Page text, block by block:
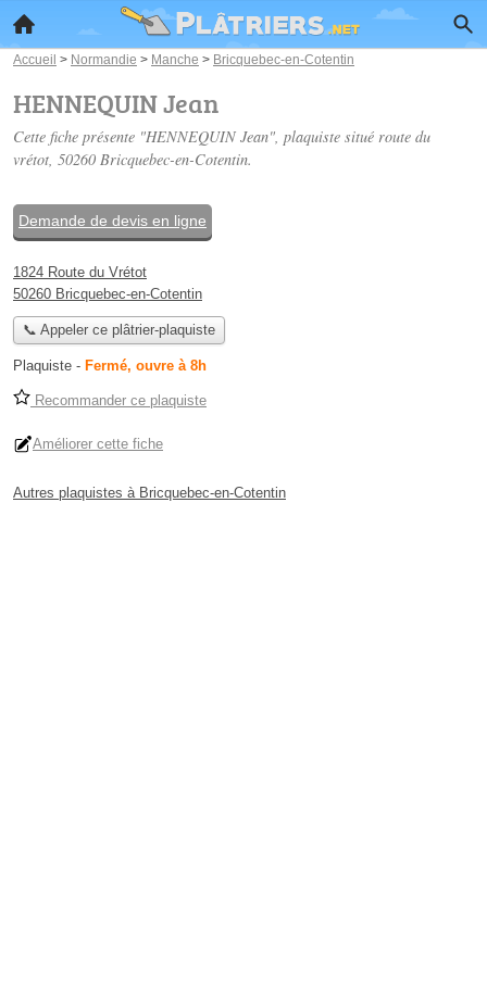
Accueil > Normandie > Manche > Bricquebec-en-Cotentin
HENNEQUIN Jean
Cette fiche présente "HENNEQUIN Jean", plaquiste situé route du
vrétot, 50260 Bricquebec-en-Cotentin.
Demande de devis en ligne
1824 Route du Vrétot
50260 Bricquebec-en-Cotentin
📞 Appeler ce plâtrier-plaquiste
Plaquiste - Fermé, ouvre à 8h
Recommander ce plaquiste
Améliorer cette fiche
Autres plaquistes à Bricquebec-en-Cotentin